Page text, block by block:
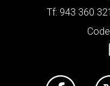
Tf: 943 360